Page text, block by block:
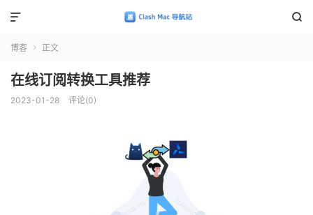


博客  正文
在线订阅转换工具推荐
2023-01-28 评论(0)